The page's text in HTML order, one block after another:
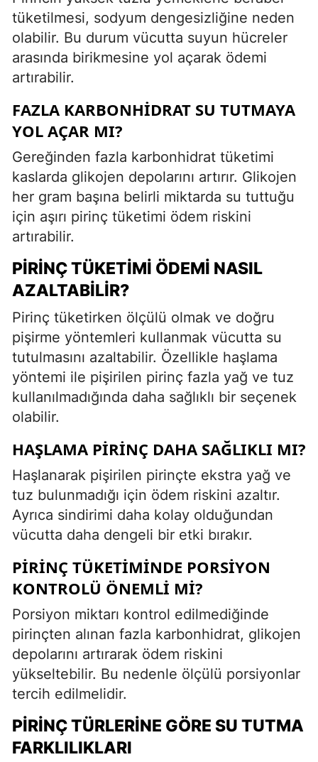
tüketilmesi, sodyum dengesizliğine neden
olabilir. Bu durum vücutta suyun hücreler
arasında birikmesine yol açarak ödemi
artırabilir.
FAZLA KARBONHIDRAT SU TUTMAYA
YOL AÇAR MI?
Gereğinden fazla karbonhidrat tüketimi
kaslarda glikojen depolarını artırır. Glikojen
her gram başına belirli miktarda su tuttuğu
için aşırı pirinç tüketimi ödem riskini
artırabilir.
PIRINÇ TÜKETIMI ÖDEMI NASIL
AZALTABILIR?
Pirinç tüketirken ölçülü olmak ve doğru
pişirme yöntemleri kullanmak vücutta su
tutulmasını azaltabilir. Özellikle haşlama
yöntemi ile pişirilen pirinç fazla yağ ve tuz
kullanılmadığında daha sağlıklı bir seçenek
olabilir.
HAŞLAMA PIRINÇ DAHA SAĞLIKLI MI?
Haşlanarak pişirilen pirinçte ekstra yağ ve
tuz bulunmadığı için ödem riskini azaltır.
Ayrıca sindirimi daha kolay olduğundan
vücutta daha dengeli bir etki bırakır.
PIRINÇ TÜKETIMINDE PORSIYON
KONTROLÜ ÖNEMLI MI?
Porsiyon miktarı kontrol edilmediğinde
pirinçten alınan fazla karbonhidrat, glikojen
depolarını artırarak ödem riskini
yükseltebilir. Bu nedenle ölçülü porsiyonlar
tercih edilmelidir.
PIRINÇ TÜRLERINE GÖRE SU TUTMA
FARKLILIKLARI